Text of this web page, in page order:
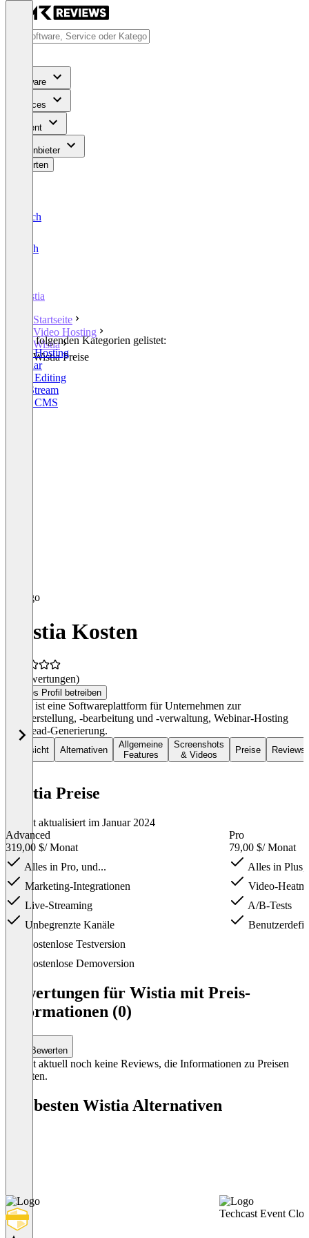
Software
Services
Content
Für Anbieter
Bewerten
Deutsch
English
Wistia
Startseite
Video Hosting
Wistia
Wistia Preise
In den folgenden Kategorien gelistet:
Video Hosting
Webinar
Video Editing
Live Stream
Video CMS
Wistia Kosten
(0 Bewertungen)
Dieses Profil betreiben
Wistia ist eine Softwareplattform für Unternehmen zur
Videoerstellung, -bearbeitung und -verwaltung, Webinar-Hosting
und Lead-Generierung.
Übersicht Alternativen
Allgemeine
Features
Screenshots
& Videos
Preise Reviews
Wistia Preise
Zuletzt aktualisiert im Januar 2024
Advanced
319,00 $/ Monat
Alles in Pro, und...
Marketing-Integrationen
Live-Streaming
Unbegrenzte Kanäle
Pro
79,00 $/ Monat
Alles in Plus,
Video-
A/B-Tests
Kostenlose Testversion
Kostenlose Demoversion
Bewertungen für Wistia mit Preis-
Informationen (0)
Bewerten
Es gibt aktuell noch keine Reviews, die Informationen zu Preisen
enthalten.
Die besten Wistia Alternativen
Techcast Event